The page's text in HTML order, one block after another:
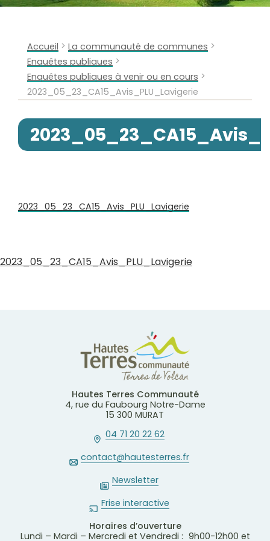
Accueil > La communauté de communes >
Enquêtes publiques >
Enquêtes publiques à venir ou en cours >
2023_05_23_CA15_Avis_PLU_Lavigerie
2023_05_23_CA15_Avis_PLU_Lavigerie
2023_05_23_CA15_Avis_PLU_Lavigerie
Hautes Terres Communauté
4, rue du Faubourg Notre-Dame
15 300 MURAT
04 71 20 22 62
contact@hautesterres.fr
Newsletter
Frise interactive
Horaires d’ouverture
Lundi – Mardi – Mercredi et Vendredi : 9h00-12h00 et